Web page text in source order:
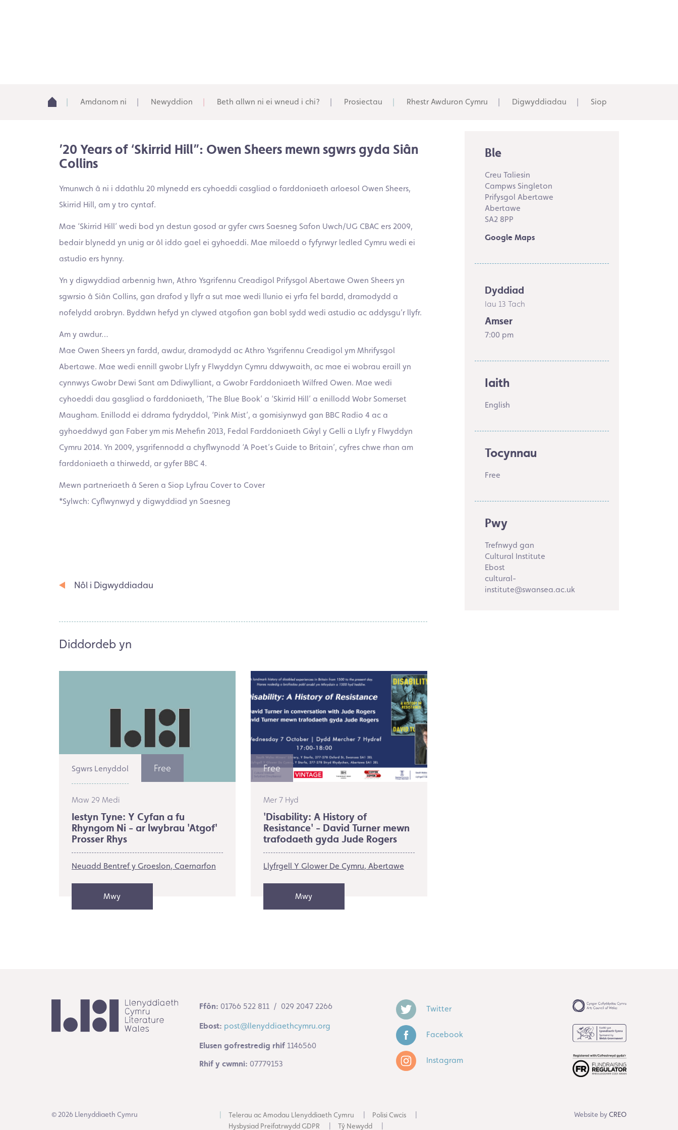
Amdanom ni Newyddion Beth allwn ni ei wneud i chi? Prosiectau Rhestr Awduron Cymru Digwyddiadau Siop
’20 Years of ‘Skirrid Hill”: Owen Sheers mewn sgwrs gyda Siân
Collins
Ymunwch â ni i ddathlu 20 mlynedd ers cyhoeddi casgliad o farddoniaeth arloesol Owen Sheers,
Skirrid Hill, am y tro cyntaf.
Mae ‘Skirrid Hill’ wedi bod yn destun gosod ar gyfer cwrs Saesneg Safon Uwch/UG CBAC ers 2009,
bedair blynedd yn unig ar ôl iddo gael ei gyhoeddi. Mae miloedd o fyfyrwyr ledled Cymru wedi ei
astudio ers hynny.
Yn y digwyddiad arbennig hwn, Athro Ysgrifennu Creadigol Prifysgol Abertawe Owen Sheers yn
sgwrsio â Siân Collins, gan drafod y llyfr a sut mae wedi llunio ei yrfa fel bardd, dramodydd a
nofelydd arobryn. Byddwn hefyd yn clywed atgofion gan bobl sydd wedi astudio ac addysgu’r llyfr.
Am y awdur…
Mae Owen Sheers yn fardd, awdur, dramodydd ac Athro Ysgrifennu Creadigol ym Mhrifysgol
Abertawe. Mae wedi ennill gwobr Llyfr y Flwyddyn Cymru ddwywaith, ac mae ei wobrau eraill yn
cynnwys Gwobr Dewi Sant am Ddiwylliant, a Gwobr Farddoniaeth Wilfred Owen. Mae wedi
cyhoeddi dau gasgliad o farddoniaeth, ‘The Blue Book’ a ‘Skirrid Hill’ a enillodd Wobr Somerset
Maugham. Enillodd ei ddrama fydryddol, ‘Pink Mist’, a gomisiynwyd gan BBC Radio 4 ac a
gyhoeddwyd gan Faber ym mis Mehefin 2013, Fedal Farddoniaeth Gŵyl y Gelli a Llyfr y Flwyddyn
Cymru 2014. Yn 2009, ysgrifennodd a chyflwynodd ‘A Poet’s Guide to Britain’, cyfres chwe rhan am
farddoniaeth a thirwedd, ar gyfer BBC 4.
Mewn partneriaeth â Seren a Siop Lyfrau Cover to Cover
*Sylwch: Cyflwynwyd y digwyddiad yn Saesneg
Nôl i Digwyddiadau
Diddordeb yn
Sgwrs Lenyddol Free
Maw 29 Medi
Iestyn Tyne: Y Cyfan a fu
Rhyngom Ni - ar lwybrau 'Atgof'
Prosser Rhys
Neuadd Bentref y Groeslon Caernarfon
Mwy
Free
Mer 7 Hyd
'Disability: A History of
Resistance' - David Turner mewn
trafodaeth gyda Jude Rogers
Llyfrgell Y Glower De Cymru Abertawe
Mwy
Ble
Creu Taliesin
Campws Singleton
Prifysgol Abertawe
Abertawe
SA2 8PP
Google Maps
Dyddiad
Iau 13 Tach
Amser
7:00 pm
Iaith
English
Tocynnau
Free
Pwy
Trefnwyd gan
Cultural Institute
Ebost
cultural-
institute@swansea.ac.uk
Ffôn: 01766 522 811 / 029 2047 2266
Ebost: post@llenyddiaethcymru.org
Elusen gofrestredig rhif 1146560
Rhif y cwmni: 07779153
Twitter
Facebook
Instagram
© 2026 Llenyddiaeth Cymru Telerau ac Amodau Llenyddiaeth Cymru
Polisi Cwcis
Hysbysiad Preifatrwydd GDPR
Tŷ Newydd
Website byCREO